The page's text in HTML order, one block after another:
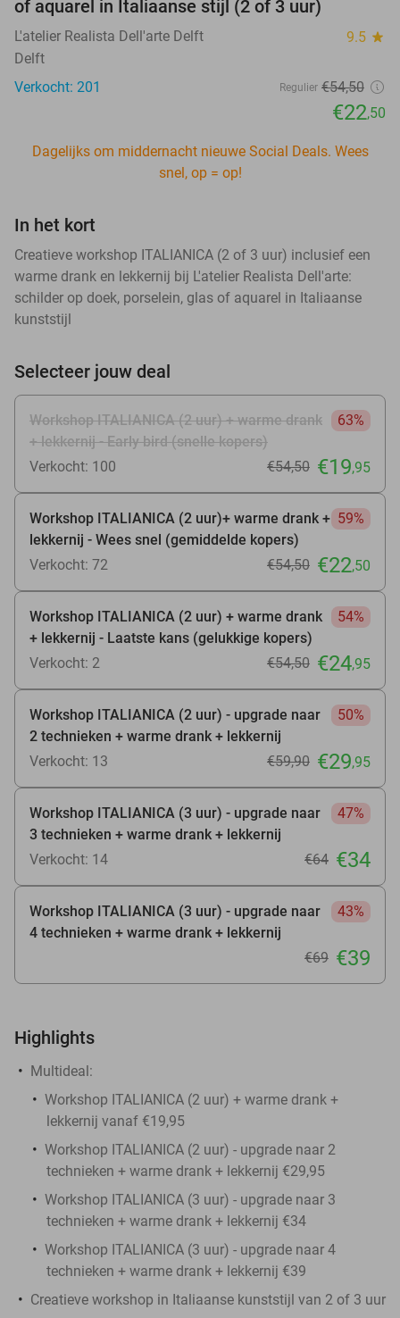
of aquarel in Italiaanse stijl (2 of 3 uur)
L'atelier Realista Dell'arte Delft 9.5 star
Delft
Verkocht: 201
Regulier €54,50
€22,50
Dagelijks om middernacht nieuwe Social Deals. Wees
snel, op = op!
In het kort
Creatieve workshop ITALIANICA (2 of 3 uur) inclusief een
warme drank en lekkernij bij L'atelier Realista Dell'arte:
schilder op doek, porselein, glas of aquarel in Italiaanse
kunststijl
Selecteer jouw deal
Workshop ITALIANICA (2 uur) + warme drank
+ lekkernij - Early bird (snelle kopers)
63%
Verkocht: 100 €54,50 €19,95
Workshop ITALIANICA (2 uur)+ warme drank +
lekkernij - Wees snel (gemiddelde kopers)
59%
Verkocht: 72 €54,50 €22,50
Workshop ITALIANICA (2 uur) + warme drank
+ lekkernij - Laatste kans (gelukkige kopers)
54%
Verkocht: 2 €54,50 €24,95
Workshop ITALIANICA (2 uur) - upgrade naar
2 technieken + warme drank + lekkernij
50%
Verkocht: 13 €59,90 €29,95
Workshop ITALIANICA (3 uur) - upgrade naar
3 technieken + warme drank + lekkernij
47%
Verkocht: 14 €64 €34
Workshop ITALIANICA (3 uur) - upgrade naar
4 technieken + warme drank + lekkernij
43%
€69 €39
Highlights
Multideal:
Workshop ITALIANICA (2 uur) + warme drank +
lekkernij vanaf €19,95
Workshop ITALIANICA (2 uur) - upgrade naar 2
technieken + warme drank + lekkernij €29,95
Workshop ITALIANICA (3 uur) - upgrade naar 3
technieken + warme drank + lekkernij €34
Workshop ITALIANICA (3 uur) - upgrade naar 4
technieken + warme drank + lekkernij €39
Creatieve workshop in Italiaanse kunststijl van 2 of 3 uur